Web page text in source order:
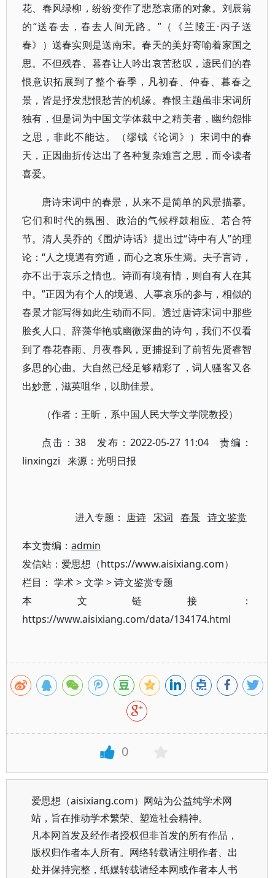
花、春风绿柳，纷纷变作了悲愁哀痛的对象。刘辰翁
的“送春去，春去人间无路。”（《兰陵王·丙子送
春》）送春实则是送南宋。春天的美好寄喻着家国之
思。不但残春、暮春让人吟出哀苦愁叹，遗民们的春
恨意识拓展到了整个春季，凡初春、仲春、暮春之
景，皆是抒发悲恨愁苦的机缘。春恨主题虽非宋词所
独有，但是词为中国文学体裁中之精美者，幽约怨悱
之思，非此不能达。（缪钺《论词》）宋词中的春
天，正因曲折传达出了各种复杂难言之思，而令读者
喜爱。
唐诗宋词中的春景，从来不是简单的风景描摹。
它们和时代的氛围、政治的气候桴鼓相应、若合符
节。清人吴乔的《围炉诗话》提出过“诗中有人”的理
论：“人之境遇有穷通，而心之哀乐生焉。夫子言诗，
亦不出于哀乐之情也。诗而有境有情，则自有人在其
中。”正因为有个人的境遇、人事哀乐的参与，相似的
春景才能写得如此生动而不同。透过唐诗宋词中那些
脍炙人口、辞藻华艳或幽微深曲的诗句，我们不仅看
到了春花春雨、月夜春风，更捕捉到了前哲先贤睿智
多思的心曲。大自然已经足够精彩了，词人骚客又各
出妙意，滋英咀华，以助佳景。
（作者：王昕，系中国人民大学文学院教授）
点击：38 发布：2022-05-27 11:04 责编：
linxingzi 来源：光明日报
进入专题： 唐诗 宋词 春景 诗文鉴赏
本文责编： admin
发信站：爱思想（https://www.aisixiang.com）
栏目： 学术>文学 >诗文鉴赏专题
本文链接：
https://www.aisixiang.com/data/134174.html
0
爱思想（aisixiang.com）网站为公益纯学术网
站，旨在推动学术繁荣、塑造社会精神。
凡本网首发及经作者授权但非首发的所有作品，
版权归作者本人所有。网络转载请注明作者、出
处并保持完整，纸媒转载请经本网或作者本人书